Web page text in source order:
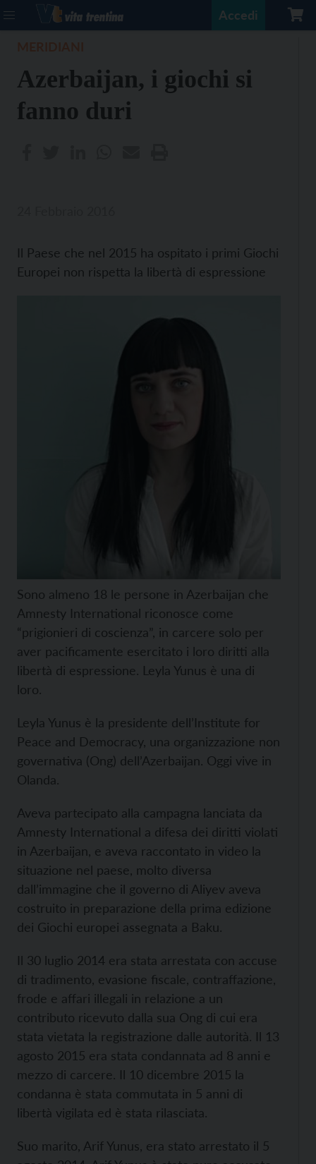
Accedi
Azerbaijan, i giochi si
fanno duri
Il Paese che nel 2015 ha ospitato i primi Giochi
Europei non rispetta la libertà di espressione
Sono almeno 18 le persone in Azerbaijan che
Amnesty International riconosce come
“prigionieri di coscienza”, in carcere solo per
aver pacificamente esercitato i loro diritti alla
libertà di espressione. Leyla Yunus è una di
loro.
Leyla Yunus è la presidente dell’Institute for
Peace and Democracy, una organizzazione non
governativa (Ong) dell’Azerbaijan. Oggi vive in
Olanda.
Aveva partecipato alla campagna lanciata da
Amnesty International a difesa dei diritti violati
in Azerbaijan, e aveva raccontato in video la
situazione nel paese, molto diversa
dall’immagine che il governo di Aliyev aveva
costruito in preparazione della prima edizione
dei Giochi europei assegnata a Baku.
Il 30 luglio 2014 era stata arrestata con accuse
di tradimento, evasione fiscale, contraffazione,
frode e affari illegali in relazione a un
contributo ricevuto dalla sua Ong di cui era
stata vietata la registrazione dalle autorità. Il 13
agosto 2015 era stata condannata ad 8 anni e
mezzo di carcere. Il 10 dicembre 2015 la
condanna è stata commutata in 5 anni di
libertà vigilata ed è stata rilasciata.
Suo marito, Arif Yunus, era stato arrestato il 5